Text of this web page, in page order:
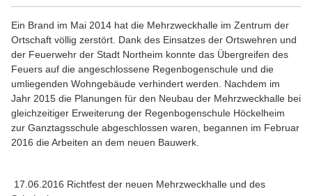
Ein Brand im Mai 2014 hat die Mehrzweckhalle im Zentrum der
Ortschaft völlig zerstört. Dank des Einsatzes der Ortswehren und
der Feuerwehr der Stadt Northeim konnte das Übergreifen des
Feuers auf die angeschlossene Regenbogenschule und die
umliegenden Wohngebäude verhindert werden. Nachdem im
Jahr 2015 die Planungen für den Neubau der Mehrzweckhalle bei
gleichzeitiger Erweiterung der Regenbogenschule Höckelheim
zur Ganztagsschule abgeschlossen waren, begannen im Februar
2016 die Arbeiten an dem neuen Bauwerk.
17.06.2016 Richtfest der neuen Mehrzweckhalle und des